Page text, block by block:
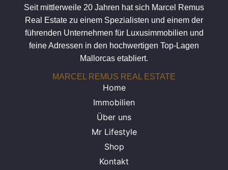
Seit mittlerweile 20 Jahren hat sich Marcel Remus
Real Estate zu einem Spezialisten und einem der
führenden Unternehmen für Luxusimmobilien und
feine Adressen in den hochwertigen Top-Lagen
Mallorcas etabliert.
MARCEL REMUS REAL ESTATE
Home
Immobilien
Über uns
Mr Lifestyle
Shop
Kontakt